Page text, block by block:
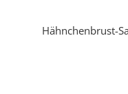
Hähnchenbrust-